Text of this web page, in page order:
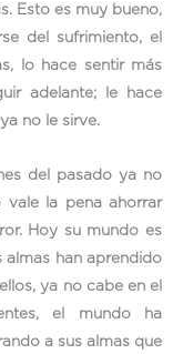
Esto es muy bueno,
del sufrimiento, el
lo hace sentir más
adelante; le hace
no le sirve.
del pasado ya no
vale la pena ahorrar
Hoy su mundo es
han aprendido
ya no cabe en el
el mundo ha
a sus almas que